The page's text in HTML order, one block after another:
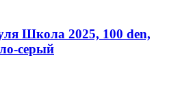
Школа 2025, 100 den,
серый